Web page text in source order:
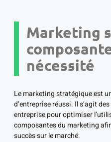
Marketing
nécessité
Le marketing stratégique est
d’entreprise réussi. Il s’agit
entreprise pour optimiser
composantes du marketing
succès sur le marché.